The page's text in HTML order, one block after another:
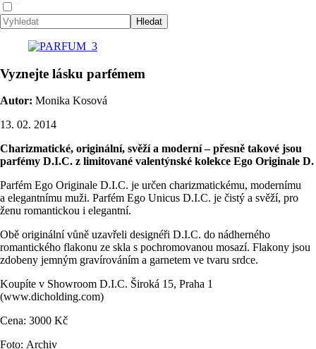
Vyznejte lásku parfémem
Autor: Monika Kosová
13. 02. 2014
Charizmatické, originální, svěží a moderní – přesně takové jsou
parfémy D.I.C. z limitované valentýnské kolekce Ego Originale D.
Parfém Ego Originale D.I.C. je určen charizmatickému, modernímu
a elegantnímu muži. Parfém Ego Unicus D.I.C. je čistý a svěží, pro
ženu romantickou i elegantní.
Obě originální vůně uzavřeli designéři D.I.C. do nádherného
romantického flakonu ze skla s pochromovanou mosazí. Flakony jsou
zdobeny jemným gravírováním a garnetem ve tvaru srdce.
Koupíte v Showroom D.I.C. Široká 15, Praha 1
(www.dicholding.com)
Cena: 3000 Kč
Foto: Archiv